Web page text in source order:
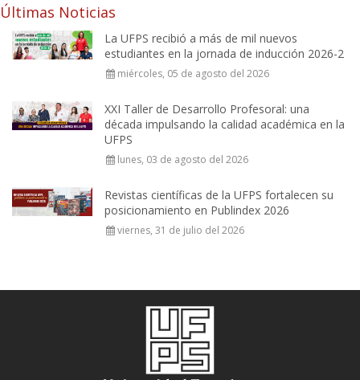
Últimas Noticias
La UFPS recibió a más de mil nuevos
estudiantes en la jornada de inducción 2026-2
miércoles, 05 de agosto del 2026
XXI Taller de Desarrollo Profesoral: una
década impulsando la calidad académica en la
UFPS
lunes, 03 de agosto del 2026
Revistas científicas de la UFPS fortalecen su
posicionamiento en Publindex 2026
viernes, 31 de julio del 2026